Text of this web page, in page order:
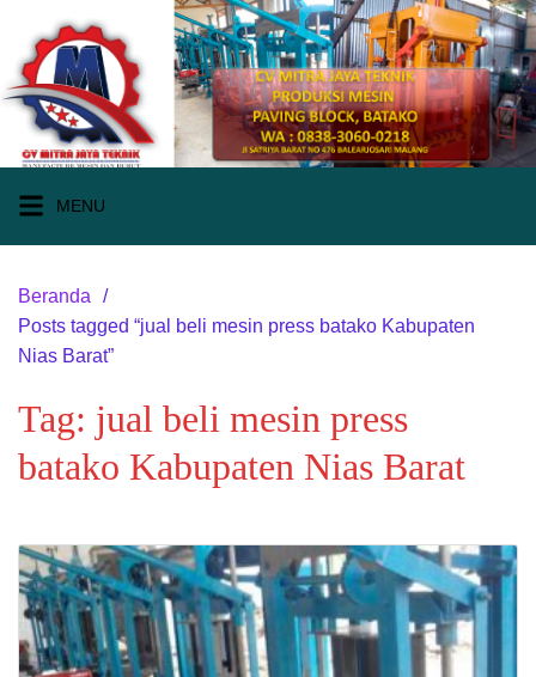
konten
MENU
Beranda
Posts tagged “jual beli mesin press batako Kabupaten
Nias Barat”
Tag: jual beli mesin press
batako Kabupaten Nias Barat